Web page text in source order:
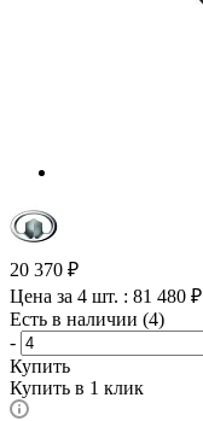
20 370 ₽
Цена за 4 шт. : 81 480 ₽
Есть в наличии (4)
-
Купить
Купить в 1 клик